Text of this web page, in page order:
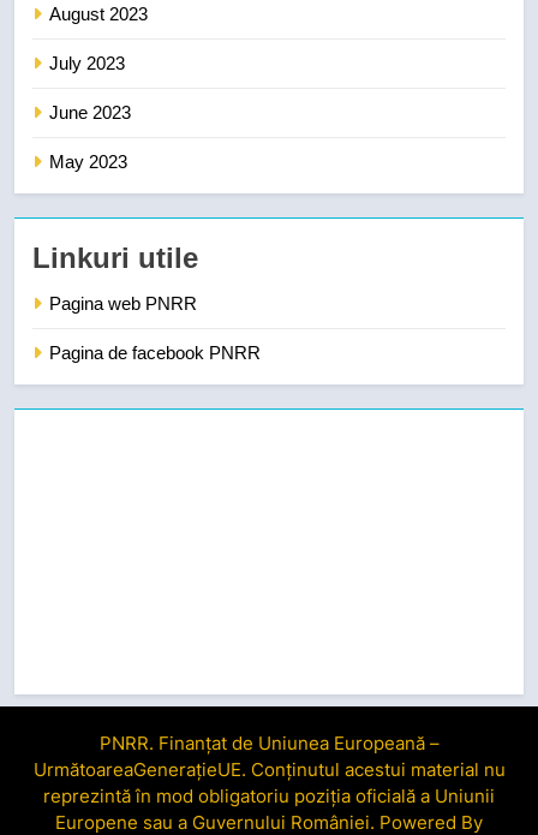
August 2023
July 2023
June 2023
May 2023
Linkuri utile
Pagina web PNRR
Pagina de facebook PNRR
PNRR. Finanțat de Uniunea Europeană –
UrmătoareaGenerațieUE. Conținutul acestui material nu
reprezintă în mod obligatoriu poziția oficială a Uniunii
Europene sau a Guvernului României. Powered By